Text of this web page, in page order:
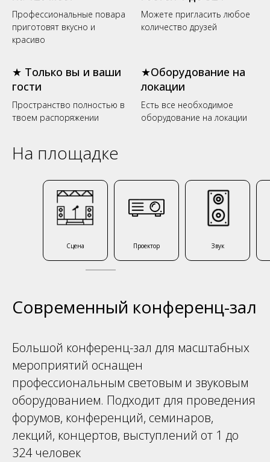
Профессиональные повара
приготовят вкусно и
красиво
Можете пригласить любое
количество друзей
★ Только вы и ваши
гости
Пространство полностью в
твоем распоряжении
★Оборудование на
локации
Есть все необходимое
оборудование на локации
На площадке
Сцена Проектор Звук
Современный конференц-зал
Большой конференц-зал для масштабных
мероприятий оснащен
профессиональным световым и звуковым
оборудованием. Подходит для проведения
форумов, конференций, семинаров,
лекций, концертов, выступлений от 1 до
324 человек